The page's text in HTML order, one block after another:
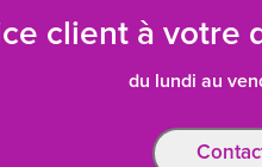
client à votre
du lundi au